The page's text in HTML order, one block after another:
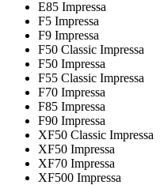
E85 Impressa
F5 Impressa
F9 Impressa
F50 Classic Impressa
F50 Impressa
F55 Classic Impressa
F70 Impressa
F85 Impressa
F90 Impressa
XF50 Classic Impressa
XF50 Impressa
XF70 Impressa
XF500 Impressa